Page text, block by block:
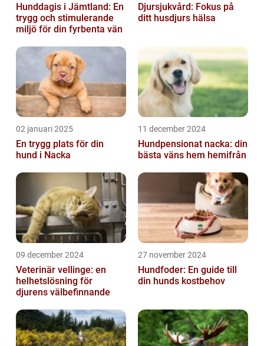
Hunddagis i Jämtland: En
trygg och stimulerande
miljö för din fyrbenta vän
Djursjukvård: Fokus på
ditt husdjurs hälsa
02 januari 2025
En trygg plats för din
hund i Nacka
11 december 2024
Hundpensionat nacka: din
bästa väns hem hemifrån
09 december 2024
Veterinär vellinge: en
helhetslösning för
djurens välbefinnande
27 november 2024
Hundfoder: En guide till
din hunds kostbehov